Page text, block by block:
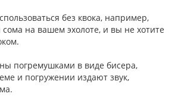
без квока, например,
сома на вашем эхолоте, и вы не хотите
погремушками в виде бисера,
и погружении издают звук,